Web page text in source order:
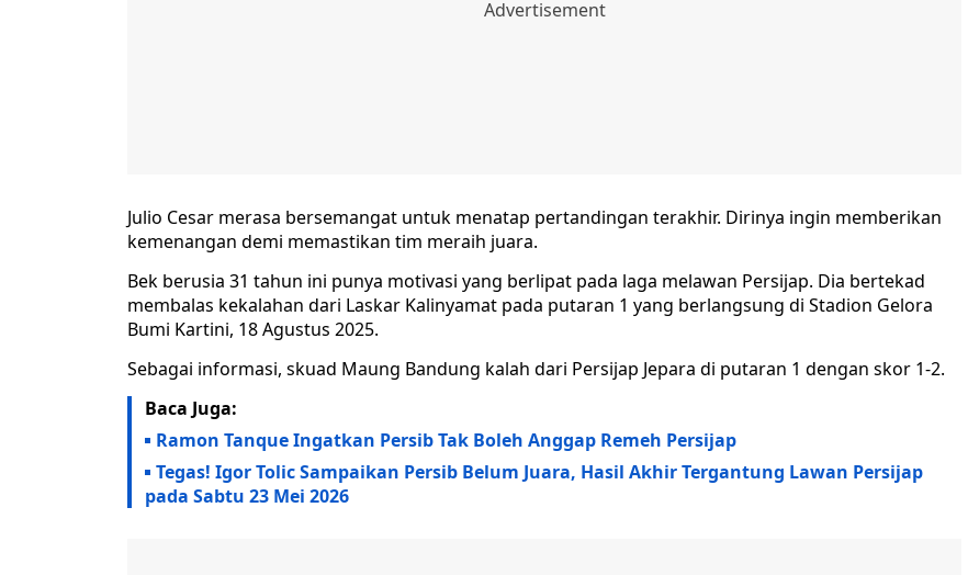
Julio Cesar merasa bersemangat untuk menatap pertandingan terakhir. Dirinya ingin memberikan
kemenangan demi memastikan tim meraih juara.
Bek berusia 31 tahun ini punya motivasi yang berlipat pada laga melawan Persijap. Dia bertekad
membalas kekalahan dari Laskar Kalinyamat pada putaran 1 yang berlangsung di Stadion Gelora
Bumi Kartini, 18 Agustus 2025.
Sebagai informasi, skuad Maung Bandung kalah dari Persijap Jepara di putaran 1 dengan skor 1-2.
Baca Juga:
Ramon Tanque Ingatkan Persib Tak Boleh Anggap Remeh Persijap
Tegas! Igor Tolic Sampaikan Persib Belum Juara, Hasil Akhir Tergantung Lawan Persijap
pada Sabtu 23 Mei 2026